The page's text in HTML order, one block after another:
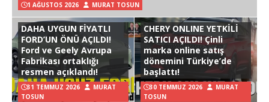
1 AĞUSTOS 2026 MURAT TOSUN
DAHA UYGUN FİYATLI
FORD’UN ÖNÜ AÇILDI!
Ford ve Geely Avrupa
Fabrikası ortaklığı
resmen açıklandı!
31 TEMMUZ 2026
MURAT
TOSUN
CHERY ONLINE YETKİLİ
SATICI AÇILDI! Çinli
marka online satış
dönemini Türkiye’de
başlattı!
30 TEMMUZ 2026
MURAT
TOSUN